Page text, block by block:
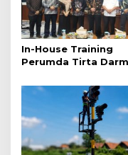
In-House Training
Perumda Tirta
dan